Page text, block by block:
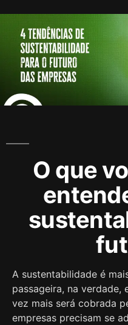
O que
A sustentabilidade é
passageira, na verdade,
vez mais será cobrada
empresas precisam se